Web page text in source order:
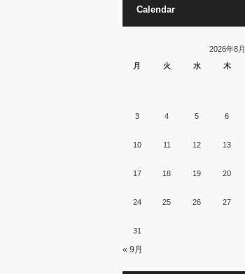
Calendar
2026年8月
月
火 水 木
3 4 5 6
10 11 12 13
17 18 19 20
24 25 26 27
31
« 9月